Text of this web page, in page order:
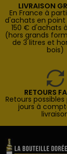
LIVRAISON
En France à
d'achats en point
150 € d'achats
(hors grands
de 3 litres et
bois)
RETOURS
Retours
jours à